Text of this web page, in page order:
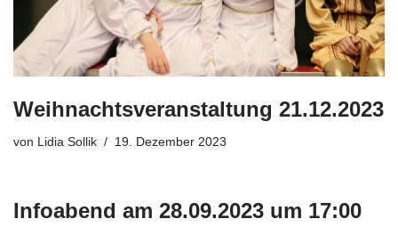
Weihnachtsveranstaltung 21.12.2023
von Lidia Sollik 19. Dezember 2023
Infoabend am 28.09.2023 um 17:00